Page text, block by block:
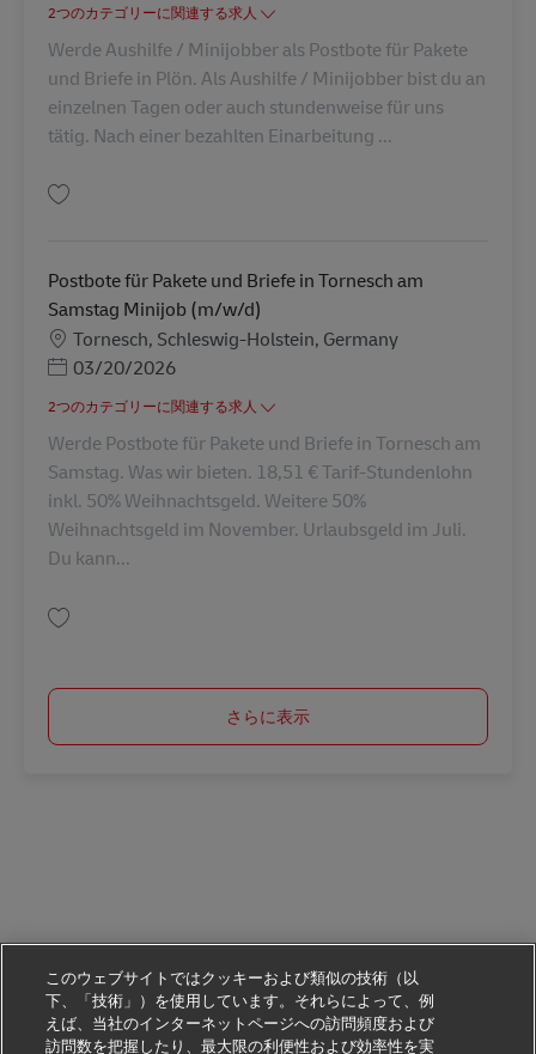
2つのカテゴリーに関連する求人
Werde Aushilfe / Minijobber als Postbote für Pakete
und Briefe in Plön. Als Aushilfe / Minijobber bist du an
einzelnen Tagen oder auch stundenweise für uns
tätig. Nach einer bezahlten Einarbeitung ...
Postbote für Pakete und Briefe in Tornesch am
Samstag Minijob (m/w/d)
勤務地
Tornesch, Schleswig-Holstein, Germany
Posted Date
03/20/2026
2つのカテゴリーに関連する求人
Werde Postbote für Pakete und Briefe in Tornesch am
Samstag. Was wir bieten. 18,51 € Tarif-Stundenlohn
inkl. 50% Weihnachtsgeld. Weitere 50%
Weihnachtsgeld im November. Urlaubsgeld im Juli.
Du kann...
さらに表示
このウェブサイトではクッキーおよび類似の技術（以
下、「技術」）を使用しています。それらによって、例
えば、当社のインターネットページへの訪問頻度および
訪問数を把握したり、最大限の利便性および効率性を実